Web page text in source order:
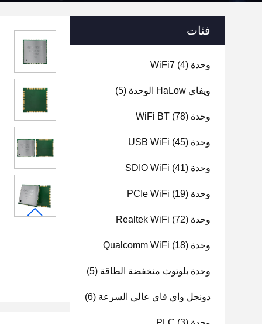
فئات
وحدة WiFi7 (4)
ويفاي HaLow الوحدة (5)
وحدة WiFi BT (78)
وحدة USB WiFi (45)
وحدة SDIO WiFi (41)
وحدة PCIe WiFi (19)
وحدة Realtek WiFi (72)
وحدة Qualcomm WiFi (18)
وحدة بلوتوث منخفضة الطاقة (5)
دونجل واي فاي عالي السرعة (6)